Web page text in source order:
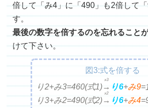
倍して「み4」に「490」も2倍して
す。
最後の数字を倍するのを忘れること
けて下さい。
図3:式を倍する
り2+み3=460(式1)→
x3
り6+み9=
り3+み2=490(式2)→
x2
り6+み4=